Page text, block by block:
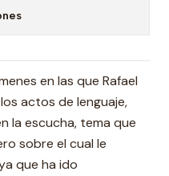
en las que Rafael
actos de lenguaje,
la escucha, tema que
sobre el cual le
que ha ido